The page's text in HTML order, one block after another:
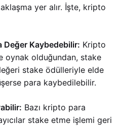
yer alır. İşte, kripto
Değer Kaybedebilir: Kripto
oynak olduğundan, stake
stake ödülleriyle elde
para kaybedilebilir.
Bazı kripto para
stake etme işlemi geri